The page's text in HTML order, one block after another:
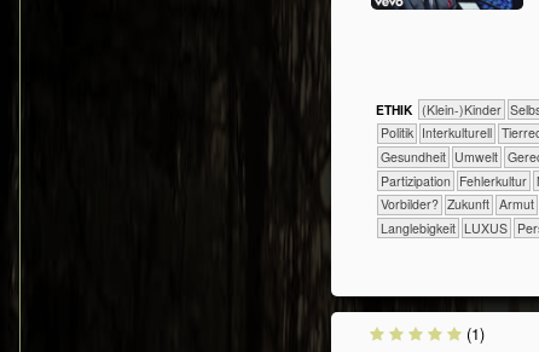
ETHIK (Klein-)Kinder
​​​​​​​​​Politik ​​​​​​​​Interkulturell
​​​​​​Gesundheit ​​​​​Umwelt
​​​Partizipation ​​Fehlerkultur
​​Vorbilder? ​Zukunft Armut
Langlebigkeit LUXUS
(1)